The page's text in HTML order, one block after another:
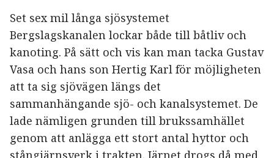
Set sex mil långa sjösystemet
Bergslagskanalen lockar både till båtliv och
kanoting. På sätt och vis kan man tacka Gustav
Vasa och hans son Hertig Karl för möjligheten
att ta sig sjövägen längs det
sammanhängande sjö- och kanalsystemet. De
lade nämligen grunden till brukssamhället
genom att anlägga ett stort antal hyttor och
stångjärnsverk i trakten. Järnet drogs då med